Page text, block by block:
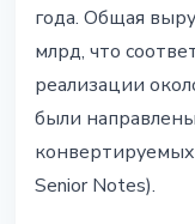
года. Общая
млрд, что
реализации
были
Senior Notes).